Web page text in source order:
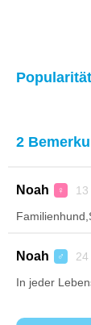
2
Noah ♀
Noah ♂
In jeder